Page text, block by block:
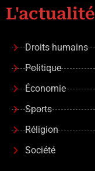
L'actualité
Droits humains
Politique
Économie
Sports
Réligion
Société